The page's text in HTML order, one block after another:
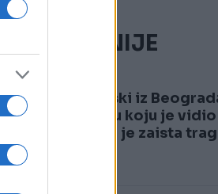
NAJČITANIJE
1
Zelenski iz
poruku koju je
Povod je zaista